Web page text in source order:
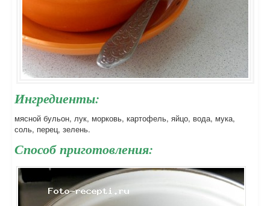
Ингредиенты:
мясной бульон, лук, морковь, картофель, яйцо, вода, мука,
соль, перец, зелень.
Способ приготовления: